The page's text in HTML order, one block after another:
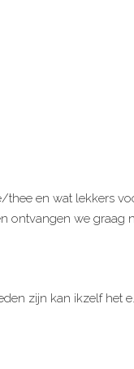
thee en wat lekkers
ontvangen we graag
zijn kan ikzelf het